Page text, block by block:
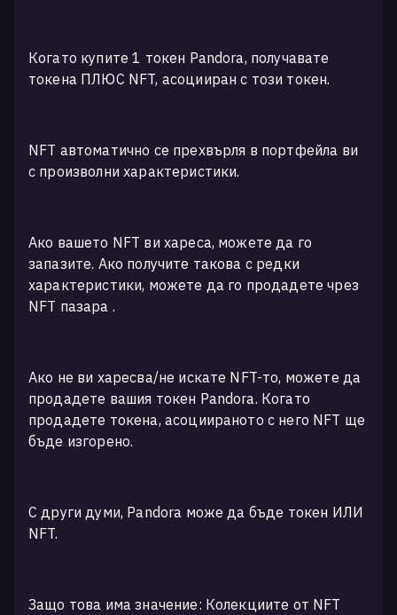
Когато купите 1 токен Pandora, получавате
токена ПЛЮС NFT, асоцииран с този токен.
NFT автоматично се прехвърля в портфейла ви
с произволни характеристики.
Ако вашето NFT ви хареса, можете да го
запазите. Ако получите такова с редки
характеристики, можете да го продадете чрез
NFT пазара .
Ако не ви харесва/не искате NFT-то, можете да
продадете вашия токен Pandora. Когато
продадете токена, асоциираното с него NFT ще
бъде изгорено.
С други думи, Pandora може да бъде токен ИЛИ
NFT.
Защо това има значение: Колекциите от NFT